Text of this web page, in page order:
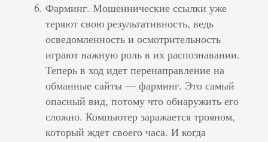
Фарминг. Мошеннические ссылки уже
теряют свою результативность, ведь
осведомленность и осмотрительность
играют важную роль в их распознавании.
Теперь в ход идет перенаправление на
обманные сайты — фарминг. Это самый
опасный вид, потому что обнаружить его
сложно. Компьютер заражается трояном,
который ждет своего часа. И когда